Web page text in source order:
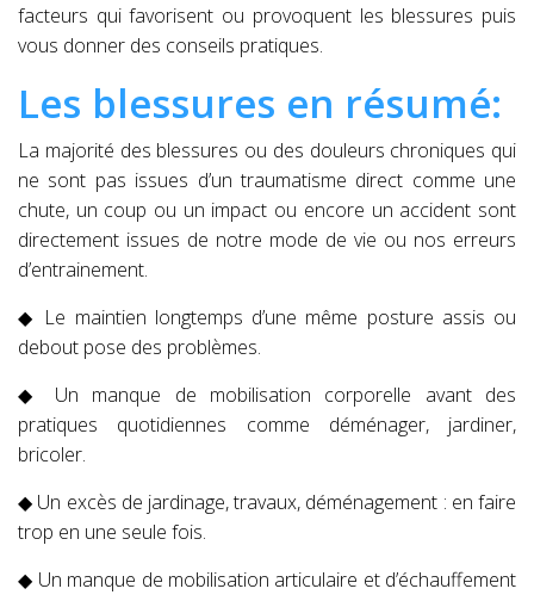
facteurs qui favorisent ou provoquent les blessures puis
vous donner des conseils pratiques.
Les blessures en résumé:
La majorité des blessures ou des douleurs chroniques qui
ne sont pas issues d’un traumatisme direct comme une
chute, un coup ou un impact ou encore un accident sont
directement issues de notre mode de vie ou nos erreurs
d’entrainement.
◆ Le maintien longtemps d’une même posture assis ou
debout pose des problèmes.
◆ Un manque de mobilisation corporelle avant des
pratiques quotidiennes comme déménager, jardiner,
bricoler.
◆ Un excès de jardinage, travaux, déménagement : en faire
trop en une seule fois.
◆ Un manque de mobilisation articulaire et d’échauffement